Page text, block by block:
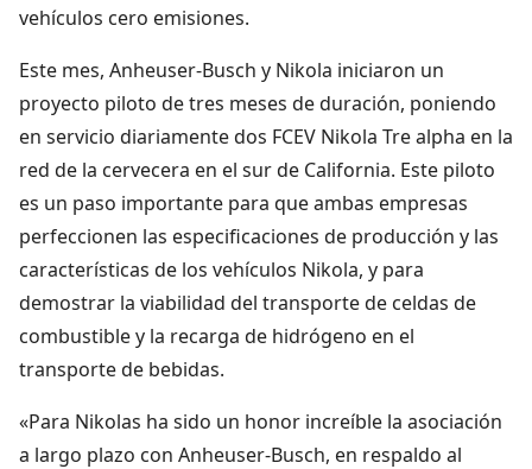
vehículos cero emisiones.
Este mes, Anheuser-Busch y Nikola iniciaron un
proyecto piloto de tres meses de duración, poniendo
en servicio diariamente dos FCEV Nikola Tre alpha en la
red de la cervecera en el sur de California. Este piloto
es un paso importante para que ambas empresas
perfeccionen las especificaciones de producción y las
características de los vehículos Nikola, y para
demostrar la viabilidad del transporte de celdas de
combustible y la recarga de hidrógeno en el
transporte de bebidas.
«Para Nikolas ha sido un honor increíble la asociación
a largo plazo con Anheuser-Busch, en respaldo al